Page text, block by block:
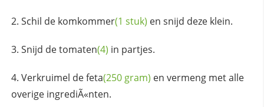
Schil de komkommer(1 stuk) en snijd deze klein.
Snijd detomaten(4) in partjes.
Verkruimel defeta(250 gram) en vermeng met alle
overige ingrediÃ«nten.